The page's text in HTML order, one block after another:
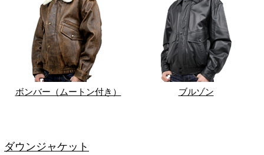
ボンバー（ムートン付き） ブルゾン
ダウンジャケット